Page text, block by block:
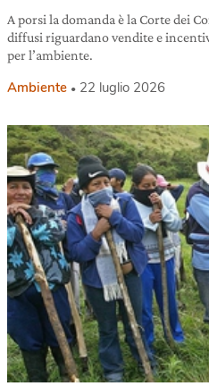
A porsi la domanda è la Corte dei
diffusi riguardano vendite e
per l’ambiente.
Ambiente 22 luglio 2026